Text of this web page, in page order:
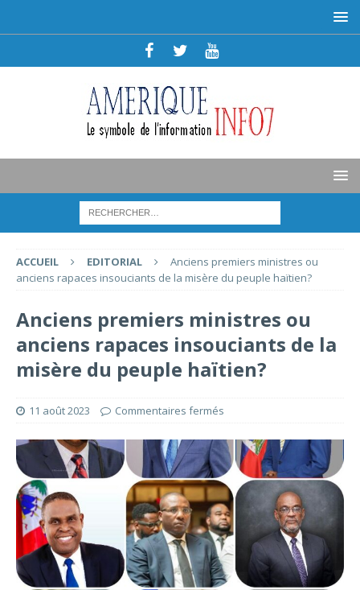
ACCUEIL EDITORIAL
Anciens premiers ministres ou
anciens rapaces insouciants de la misère du peuple haïtien?
Anciens premiers ministres ou
anciens rapaces insouciants de la
misère du peuple haïtien?
11 août 2023 Commentaires fermés